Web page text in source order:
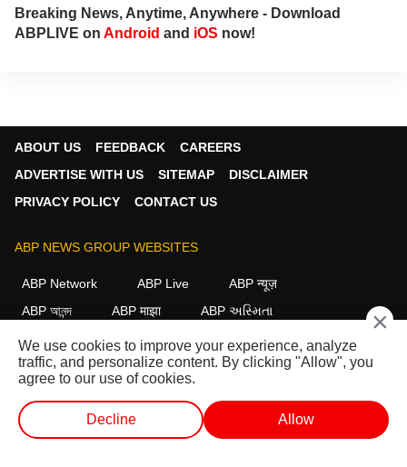
Breaking News, Anytime, Anywhere - Download
ABPLIVE on Android and iOS now!
ABOUT US FEEDBACK
CAREERS
ADVERTISE WITH US
SITEMAP
DISCLAIMER
PRIVACY POLICY
CONTACT US
ABP NEWS GROUP WEBSITES
ABP Network ABP Live
ABP न्यूज़
ABP আনন্দ
ABP माझा
ABP અસ્મિતા
ABP Ganga
ABP ਸਾਂਝਾ ABP நாடு ABP దేశం
FOLLOW US
×
We use cookies to improve your experience, analyze
traffic, and personalize content. By clicking "Allow", you
agree to our use of cookies.
Decline Allow